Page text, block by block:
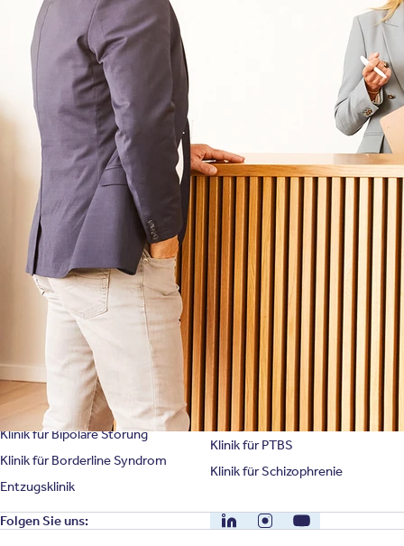
Krankheitsbilder & Therapien
Behandlungsfelder
Therapien
Symptome & Beschwerden
Selbsttests
Presse
Bewertungen
Karriere
Unternehmensfakten
Spezialisierte Kliniken
Klinik für Depression
Klinik für Burnout
Klinik für Angststörung
Klinik für Zwangsstörung
Klinik für Persönlichkeitsstörung
Klinik für Bipolare Störung
Klinik für Borderline Syndrom
Entzugsklinik
Suchtklinik
Klinik für Anorexie
Klinik für Erschöpfung
Klinik für Essstörung
Klinik für Mediensucht
Klinik für Psychose
Klinik für PTBS
Klinik für Schizophrenie
Folgen Sie uns: LinkedInInstagramYouTube